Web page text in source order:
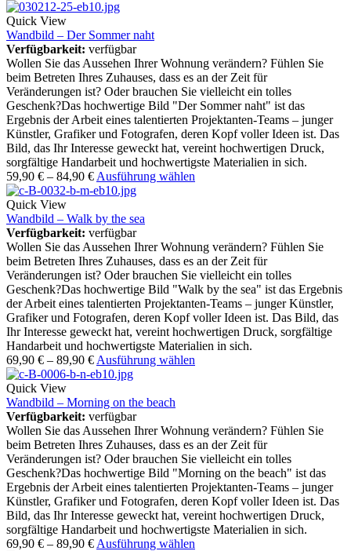
Quick View
Wandbild – Der Sommer naht
Verfügbarkeit: verfügbar
Wollen Sie das Aussehen Ihrer Wohnung verändern? Fühlen Sie
beim Betreten Ihres Zuhauses, dass es an der Zeit für
Veränderungen ist? Oder brauchen Sie vielleicht ein tolles
Geschenk?Das hochwertige Bild "Der Sommer naht" ist das
Ergebnis der Arbeit eines talentierten Projektanten-Teams – junger
Künstler, Grafiker und Fotografen, deren Kopf voller Ideen ist. Das
Bild, das Ihr Interesse geweckt hat, vereint hochwertigen Druck,
sorgfältige Handarbeit und hochwertigste Materialien in sich.
59,90 € – 84,90 € Ausführung wählen
Quick View
Wandbild – Walk by the sea
Verfügbarkeit: verfügbar
Wollen Sie das Aussehen Ihrer Wohnung verändern? Fühlen Sie
beim Betreten Ihres Zuhauses, dass es an der Zeit für
Veränderungen ist? Oder brauchen Sie vielleicht ein tolles
Geschenk?Das hochwertige Bild "Walk by the sea" ist das Ergebnis
der Arbeit eines talentierten Projektanten-Teams – junger Künstler,
Grafiker und Fotografen, deren Kopf voller Ideen ist. Das Bild, das
Ihr Interesse geweckt hat, vereint hochwertigen Druck, sorgfältige
Handarbeit und hochwertigste Materialien in sich.
69,90 € – 89,90 € Ausführung wählen
Quick View
Wandbild – Morning on the beach
Verfügbarkeit: verfügbar
Wollen Sie das Aussehen Ihrer Wohnung verändern? Fühlen Sie
beim Betreten Ihres Zuhauses, dass es an der Zeit für
Veränderungen ist? Oder brauchen Sie vielleicht ein tolles
Geschenk?Das hochwertige Bild "Morning on the beach" ist das
Ergebnis der Arbeit eines talentierten Projektanten-Teams – junger
Künstler, Grafiker und Fotografen, deren Kopf voller Ideen ist. Das
Bild, das Ihr Interesse geweckt hat, vereint hochwertigen Druck,
sorgfältige Handarbeit und hochwertigste Materialien in sich.
69,90 € – 89,90 € Ausführung wählen